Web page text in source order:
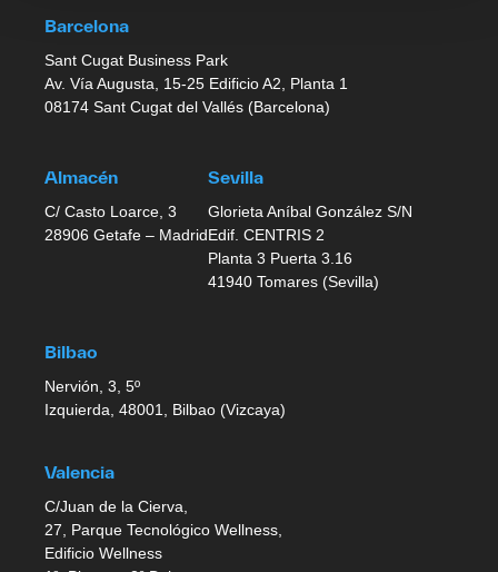
Barcelona
Sant Cugat Business Park
Av. Vía Augusta, 15-25 Edificio A2, Planta 1
08174 Sant Cugat del Vallés (Barcelona)
Almacén
C/ Casto Loarce, 3
28906 Getafe – Madrid
Sevilla
Glorieta Aníbal González S/N
Edif. CENTRIS 2
Planta 3 Puerta 3.16
41940 Tomares (Sevilla)
Bilbao
Nervión, 3, 5º
Izquierda, 48001, Bilbao (Vizcaya)
Valencia
C/Juan de la Cierva,
27, Parque Tecnológico Wellness,
Edificio Wellness